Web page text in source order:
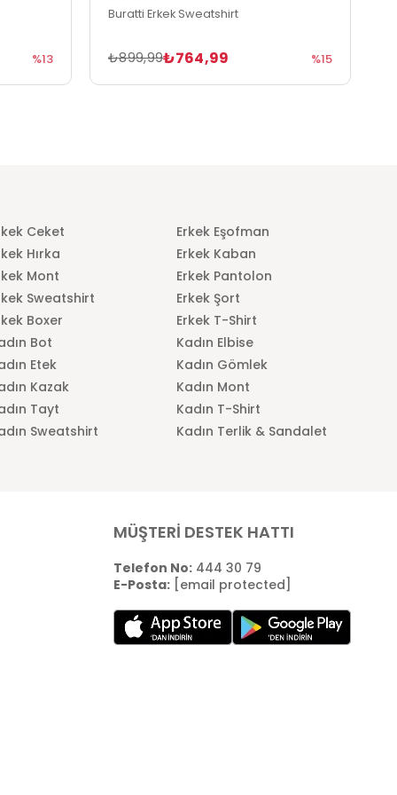
%13
Buratti Erkek Sweatshirt
₺764,99
₺899,99 %15
Ceket
Erkek Eşofman
Hırka
Erkek Kaban
Mont
Erkek Pantolon
Sweatshirt
Erkek Şort
Boxer
Erkek T-Shirt
Bot
Kadın Elbise
Etek
Kadın Gömlek
Kazak
Kadın Mont
Tayt
Kadın T-Shirt
Sweatshirt Kadın Terlik & Sandalet
MÜŞTERİ DESTEK HATTI
Telefon No:444 30 79
E-Posta: [email protected]